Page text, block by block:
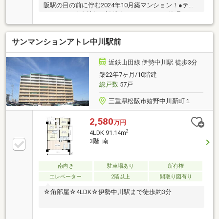
阪駅の目の前に佇む2024年10月築マンション！●テブ
ラキ―など先進技術の設備有！ ●あなぶきの管理マン
ションです！ ～24時間コールセンターなど充実した生
活～大切なペットと一緒に暮らせるマンションです(規
約あり)お気軽にお問い合わせください！※災害積立
金：月額300円※家具・家電・什器は付帯しません。
サンマンションアトレ中川駅前
近鉄山田線 伊勢中川駅 徒歩3分
築22年7ヶ月/10階建
総戸数57戸
三重県松阪市嬉野中川新町１
2,580万円
4LDK 91.14m2
3階 南
南向き 駐車場あり
所有権
エレベーター
2階以上 間取り図有り
☆角部屋☆4LDK☆伊勢中川駅まで徒歩約3分